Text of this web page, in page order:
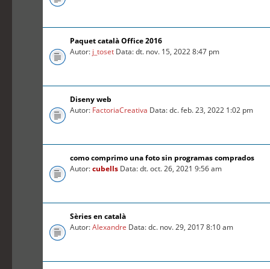
Paquet català Office 2016
Autor: j_toset Data: dt. nov. 15, 2022 8:47 pm
Diseny web
Autor: FactoriaCreativa Data: dc. feb. 23, 2022 1:02 pm
como comprimo una foto sin programas comprados
Autor:cubells Data: dt. oct. 26, 2021 9:56 am
Sèries en català
Autor:Alexandre Data: dc. nov. 29, 2017 8:10 am